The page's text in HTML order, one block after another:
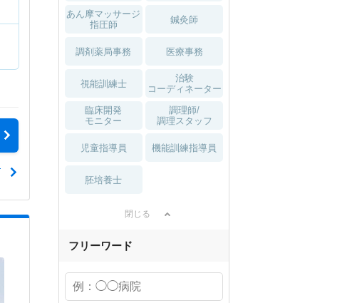
あん摩マッサージ
指圧師
鍼灸師
調剤薬局事務 医療事務
視能訓練士
治験
コーディネーター
臨床開発
モニター
調理師/
調理スタッフ
児童指導員 機能訓練指導員
胚培養士
閉じる
フリーワード